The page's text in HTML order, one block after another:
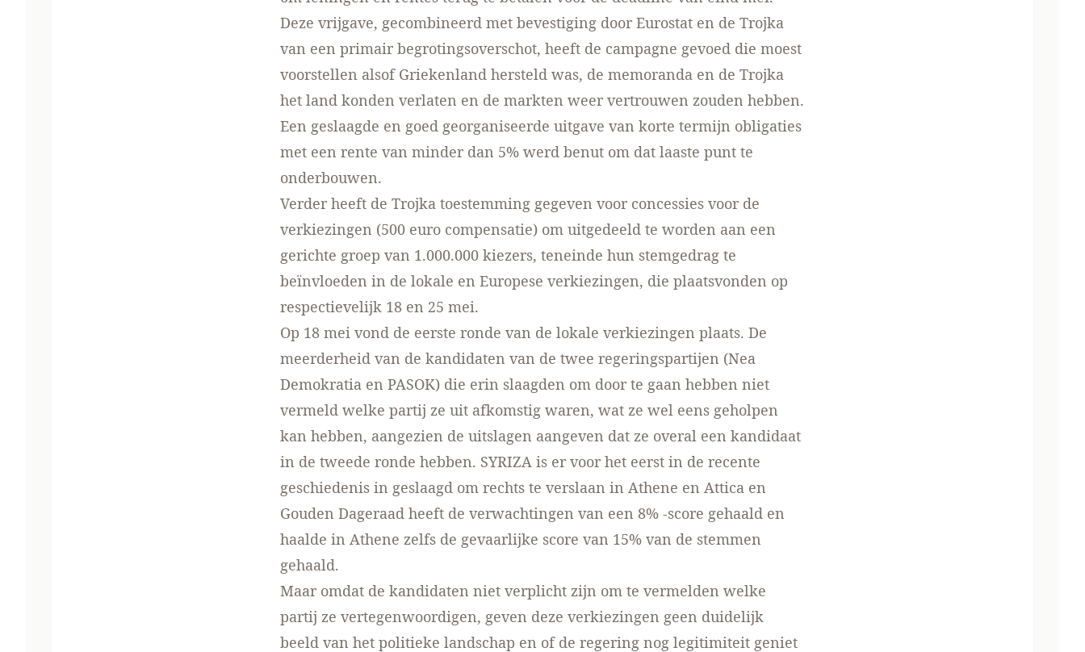
Deze vrijgave, gecombineerd met bevestiging door Eurostat en de Trojka
van een primair begrotingsoverschot, heeft de campagne gevoed die moest
voorstellen alsof Griekenland hersteld was, de memoranda en de Trojka
het land konden verlaten en de markten weer vertrouwen zouden hebben.
Een geslaagde en goed georganiseerde uitgave van korte termijn obligaties
met een rente van minder dan 5% werd benut om dat laaste punt te
onderbouwen.
Verder heeft de Trojka toestemming gegeven voor concessies voor de
verkiezingen (500 euro compensatie) om uitgedeeld te worden aan een
gerichte groep van 1.000.000 kiezers, teneinde hun stemgedrag te
beïnvloeden in de lokale en Europese verkiezingen, die plaatsvonden op
respectievelijk 18 en 25 mei.
Op 18 mei vond de eerste ronde van de lokale verkiezingen plaats. De
meerderheid van de kandidaten van de twee regeringspartijen (Nea
Demokratia en PASOK) die erin slaagden om door te gaan hebben niet
vermeld welke partij ze uit afkomstig waren, wat ze wel eens geholpen
kan hebben, aangezien de uitslagen aangeven dat ze overal een kandidaat
in de tweede ronde hebben. SYRIZA is er voor het eerst in de recente
geschiedenis in geslaagd om rechts te verslaan in Athene en Attica en
Gouden Dageraad heeft de verwachtingen van een 8% -score gehaald en
haalde in Athene zelfs de gevaarlijke score van 15% van de stemmen
gehaald.
Maar omdat de kandidaten niet verplicht zijn om te vermelden welke
partij ze vertegenwoordigen, geven deze verkiezingen geen duidelijk
beeld van het politieke landschap en of de regering nog legitimiteit geniet